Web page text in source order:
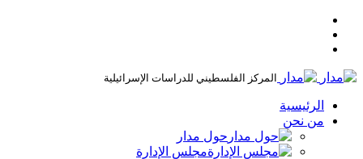
المركز الفلسطيني للدراسات الإسرائيلية
الرئيسية
من نحن
حول مدار
مجلس الإدارة